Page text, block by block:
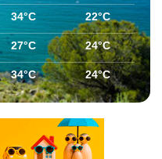
34°C 22°C
27°C 24°C
34°C 24°C